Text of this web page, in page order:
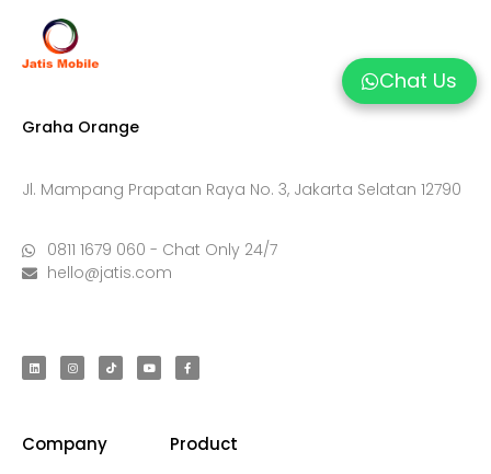
Graha Orange
Jl. Mampang Prapatan Raya No. 3, Jakarta Selatan 12790
0811 1679 060 - Chat Only 24/7
hello@jatis.com
Company Product
Chat Us